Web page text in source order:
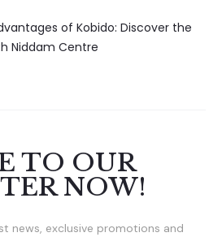
of Kobido: Discover the
Niddam Centre
TO OUR
NOW!
news, exclusive promotions and